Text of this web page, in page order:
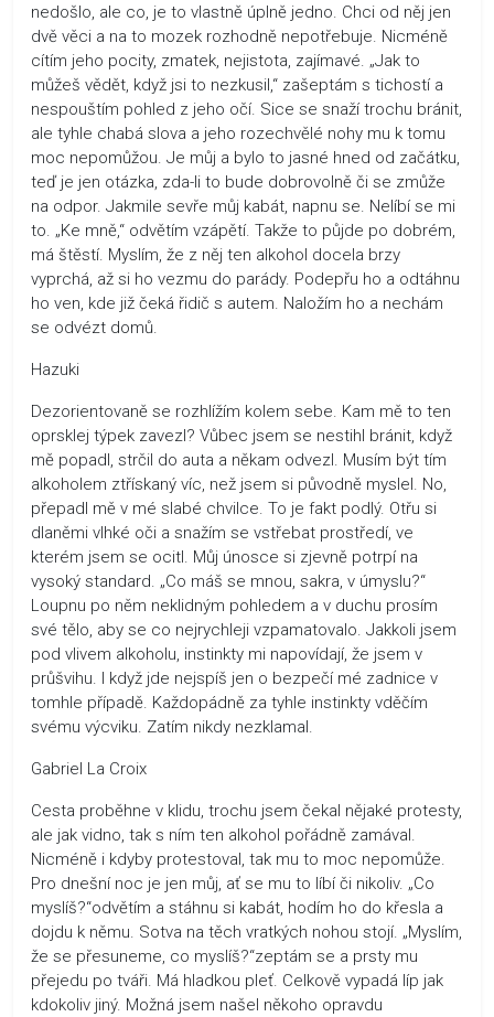
nedošlo, ale co, je to vlastně úplně jedno. Chci od něj jen
dvě věci a na to mozek rozhodně nepotřebuje. Nicméně
cítím jeho pocity, zmatek, nejistota, zajímavé. „Jak to
můžeš vědět, když jsi to nezkusil,“ zašeptám s tichostí a
nespouštím pohled z jeho očí. Sice se snaží trochu bránit,
ale tyhle chabá slova a jeho rozechvělé nohy mu k tomu
moc nepomůžou. Je můj a bylo to jasné hned od začátku,
teď je jen otázka, zda-li to bude dobrovolně či se zmůže
na odpor. Jakmile sevře můj kabát, napnu se. Nelíbí se mi
to. „Ke mně,“ odvětím vzápětí. Takže to půjde po dobrém,
má štěstí. Myslím, že z něj ten alkohol docela brzy
vyprchá, až si ho vezmu do parády. Podepřu ho a odtáhnu
ho ven, kde již čeká řidič s autem. Naložím ho a nechám
se odvézt domů.
Hazuki
Dezorientovaně se rozhlížím kolem sebe. Kam mě to ten
oprsklej týpek zavezl? Vůbec jsem se nestihl bránit, když
mě popadl, strčil do auta a někam odvezl. Musím být tím
alkoholem ztřískaný víc, než jsem si původně myslel. No,
přepadl mě v mé slabé chvilce. To je fakt podlý. Otřu si
dlaněmi vlhké oči a snažím se vstřebat prostředí, ve
kterém jsem se ocitl. Můj únosce si zjevně potrpí na
vysoký standard. „Co máš se mnou, sakra, v úmyslu?“
Loupnu po něm neklidným pohledem a v duchu prosím
své tělo, aby se co nejrychleji vzpamatovalo. Jakkoli jsem
pod vlivem alkoholu, instinkty mi napovídají, že jsem v
průšvihu. I když jde nejspíš jen o bezpečí mé zadnice v
tomhle případě. Každopádně za tyhle instinkty vděčím
svému výcviku. Zatím nikdy nezklamal.
Gabriel La Croix
Cesta proběhne v klidu, trochu jsem čekal nějaké protesty,
ale jak vidno, tak s ním ten alkohol pořádně zamával.
Nicméně i kdyby protestoval, tak mu to moc nepomůže.
Pro dnešní noc je jen můj, ať se mu to líbí či nikoliv. „Co
myslíš?“odvětím a stáhnu si kabát, hodím ho do křesla a
dojdu k němu. Sotva na těch vratkých nohou stojí. „Myslím,
že se přesuneme, co myslíš?“zeptám se a prsty mu
přejedu po tváři. Má hladkou pleť. Celkově vypadá líp jak
kdokoliv jiný. Možná jsem našel někoho opravdu